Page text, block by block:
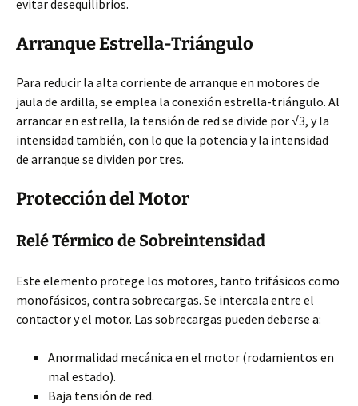
evitar desequilibrios.
Arranque Estrella-Triángulo
Para reducir la alta corriente de arranque en motores de
jaula de ardilla, se emplea la conexión estrella-triángulo. Al
arrancar en estrella, la tensión de red se divide por √3, y la
intensidad también, con lo que la potencia y la intensidad
de arranque se dividen por tres.
Protección del Motor
Relé Térmico de Sobreintensidad
Este elemento protege los motores, tanto trifásicos como
monofásicos, contra sobrecargas. Se intercala entre el
contactor y el motor. Las sobrecargas pueden deberse a:
Anormalidad mecánica en el motor (rodamientos en
mal estado).
Baja tensión de red.